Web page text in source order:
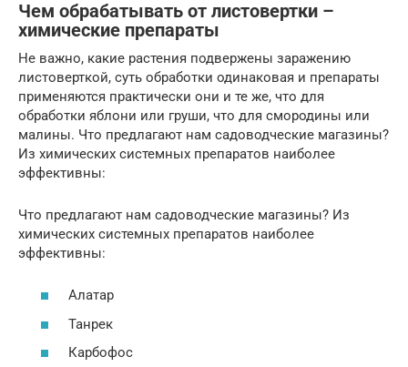
Чем обрабатывать от листовертки –
химические препараты
Не важно, какие растения подвержены заражению
листоверткой, суть обработки одинаковая и препараты
применяются практически они и те же, что для
обработки яблони или груши, что для смородины или
малины. Что предлагают нам садоводческие магазины?
Из химических системных препаратов наиболее
эффективны:
Что предлагают нам садоводческие магазины? Из
химических системных препаратов наиболее
эффективны:
Алатар
Танрек
Карбофос